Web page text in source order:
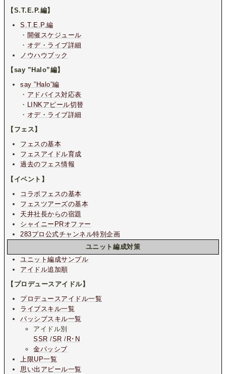
【S.T.E.P.編】
S.T.E.P.編
・ 開催スケジュール
・ オデ・ライブ詳細
ノウハウブック
【say ”Halo”編】
say ”Halo”編
・ アドバイス対応表
・ LINKアピール切替
・ オデ・ライブ詳細
【フェス】
フェスの基本
フェスアイドル育成
過去のフェス情報
【イベント】
コラボフェスの基本
フェスツアーズの基本
天井社長からの宿題
シャイニーPRオファー
283プロ公式チャンネル特別企画
ユニット編成対策
ユニット編成サンプル
アイドル追加順
【プロデュースアイドル】
プロデュースアイドル一覧
ライブスキル一覧
パッシブスキル一覧
アイドル別
SSR /SR / R･N
金パッシブ
上限UP一覧
思い出アピール一覧